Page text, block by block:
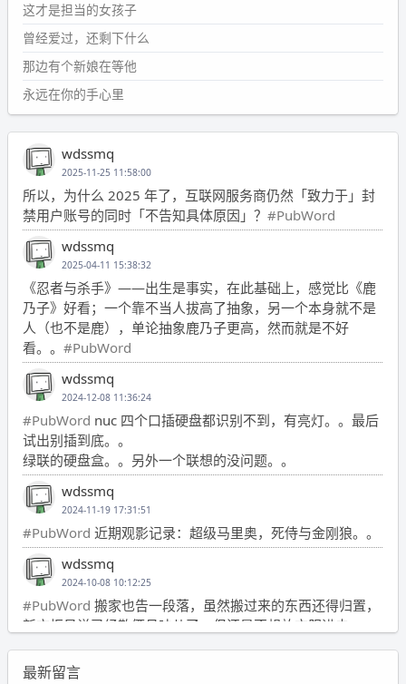
这才是担当的女孩子
曾经爱过，还剩下什么
那边有个新娘在等他
永远在你的手心里
wdssmq
2025-11-25 11:58:00
所以，为什么 2025 年了，互联网服务商仍然「致力于」封
禁用户账号的同时「不告知具体原因」？ #PubWord
wdssmq
2025-04-11 15:38:32
《忍者与杀手》——出生是事实，在此基础上，感觉比《鹿
乃子》好看；一个靠不当人拔高了抽象，另一个本身就不是
人（也不是鹿），单论抽象鹿乃子更高，然而就是不好
看。。 #PubWord
wdssmq
2024-12-08 11:36:24
#PubWord nuc 四个口插硬盘都识别不到，有亮灯。。最后
试出别插到底。。
绿联的硬盘盒。。另外一个联想的没问题。。
wdssmq
2024-11-19 17:31:51
#PubWord 近期观影记录：超级马里奥，死侍与金刚狼。。
wdssmq
2024-10-08 10:12:25
#PubWord 搬家也告一段落，虽然搬过来的东西还得归置，
新衣柜虽说已经散俩月味儿了，但还是不想放衣服进去。
wdssmq
2024-09-23 21:00:49
最新留言